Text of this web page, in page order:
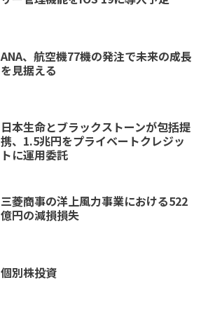
ANA、航空機77機の発注で未来の成長
を見据える
日本生命とブラックストーンが包括提
携、1.5兆円をプライベートクレジッ
トに運用委託
三菱商事の洋上風力事業における522
億円の減損損失
個別株投資